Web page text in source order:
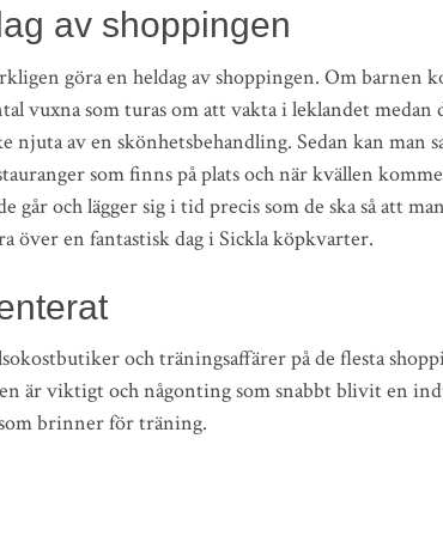
av shoppingen
göra en heldag av shoppingen. Om barnen
vuxna som turas om att vakta i leklandet medan
njuta av en skönhetsbehandling. Sedan kan man
som finns på plats och när kvällen
går och lägger sig i tid precis som de ska så att
över en fantastisk dag i Sickla köpkvarter.
och träningsaffärer på de flesta
är viktigt och någonting som snabbt blivit en
brinner för träning.